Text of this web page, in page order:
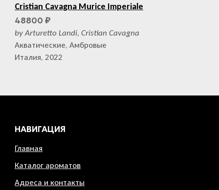
Cristian Cavagna Murice Imperiale
48800 ₽
by Arturetto Landi, Cristian Cavagna
Акватические, Амбровые
Италия, 2022
НАВИГАЦИЯ
Главная
Каталог ароматов
Адреса и контакты